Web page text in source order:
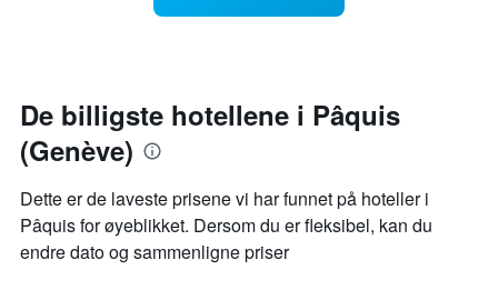
akse
viser
gjennomsnittsprisen
på
rom
denne
helgen
oppholdet
Diagrammets
1
X-
viser
antall
dager
De billigste hotellene i Pâquis
(Genève)
Dette er de laveste prisene vi har funnet på hoteller i
Pâquis for øyeblikket. Dersom du er fleksibel, kan du
endre dato og sammenligne priser